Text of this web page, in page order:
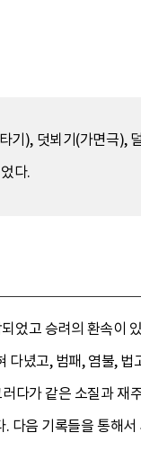
기), 덧뵈기(가면극),
다.
었고 승려의 환속이
녔고, 범패, 염불, 법
다가 같은 소질과 재
다음 기록들을 통해